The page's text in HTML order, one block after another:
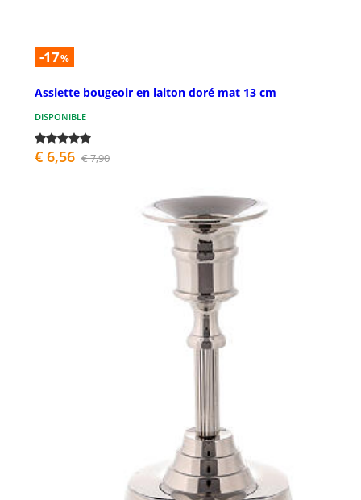
-17%
Assiette bougeoir en laiton doré mat 13 cm
DISPONIBLE
€ 6,56 € 7,90